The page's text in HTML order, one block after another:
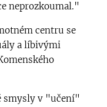
neprozkoumal."
centru se
a líbivými
smysly v "učení"